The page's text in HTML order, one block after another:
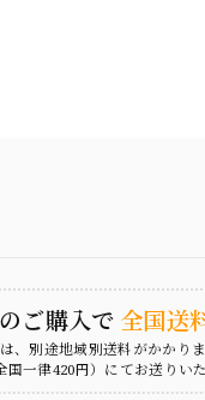
ご購入で 全国送
、別途地域別送料がかかり
国一律420円）にてお送りい